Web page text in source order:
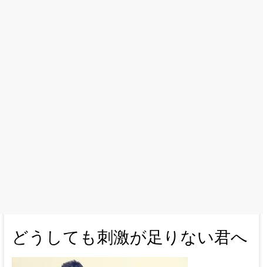
どうしても刺激が足りない君へ